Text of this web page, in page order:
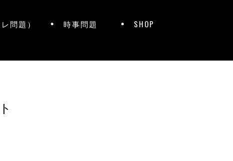
問題） 時事問題
SHOP